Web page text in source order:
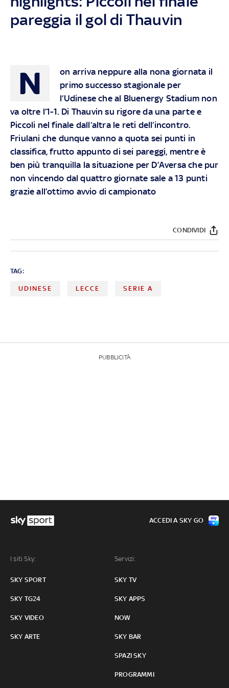
pareggia il gol di Thauvin
N
on arriva neppure alla nona giornata il
primo successo stagionale per
l’Udinese che al Bluenergy Stadium non
va oltre l’1-1. Di Thauvin su rigore da una parte e
Piccoli nel finale dall’altra le reti dell’incontro.
Friulani che dunque vanno a quota sei punti in
classifica, frutto appunto di sei pareggi, mentre è
ben più tranquilla la situazione per D’Aversa che pur
non vincendo dal quattro giornate sale a 13 punti
grazie all’ottimo avvio di campionato
CONDIVIDI
TAG:
UDINESE LECCE SERIE A
PUBBLICITÀ
I siti Sky:
SKY SPORT
SKY TG24
SKY VIDEO
SKY ARTE
Servizi:
SKY TV
SKY APPS
NOW
SKY BAR
SPAZI SKY
PROGRAMMI
ACCEDI A SKY GO